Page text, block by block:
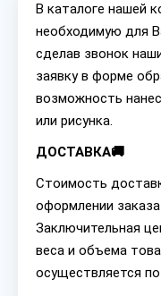
В каталоге нашей
необходимую для
сделав звонок
заявку в форме
возможность
или рисунка.
ДОСТАВКА🚚
Стоимость
оформлении
Заключительная
веса и объема
осуществляется